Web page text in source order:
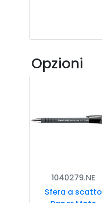
Opzioni
1040279.NE
Sfera a scatto